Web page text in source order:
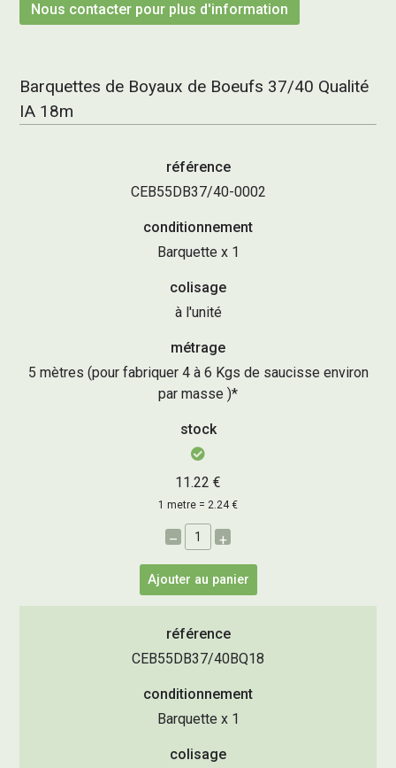
Nous contacter pour plus d'information
Barquettes de Boyaux de Boeufs 37/40 Qualité
IA 18m
référence
CEB55DB37/40-0002
conditionnement
Barquette x 1
colisage
à l'unité
métrage
5 mètres (pour fabriquer 4 à 6 Kgs de saucisse environ
par masse )*
stock
11.22 €
1 metre = 2.24 €
– +
Ajouter au panier
référence
CEB55DB37/40BQ18
conditionnement
Barquette x 1
colisage